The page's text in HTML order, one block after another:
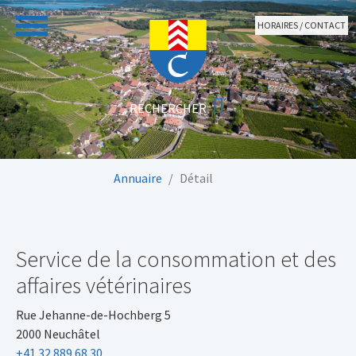
Aller au contenu principal
HORAIRES / CONTACT
Annuaire Détail
Service de la consommation et des
affaires vétérinaires
Rue Jehanne-de-Hochberg 5
2000 Neuchâtel
+41 32 889 68 30